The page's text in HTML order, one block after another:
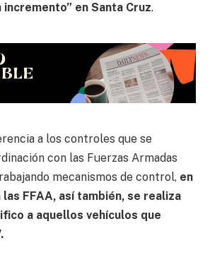
incremento” en Santa Cruz.
a los controles que se
con las Fuerzas Armadas
mecanismos de control, en
FFAA, así también, se realiza
a aquellos vehículos que